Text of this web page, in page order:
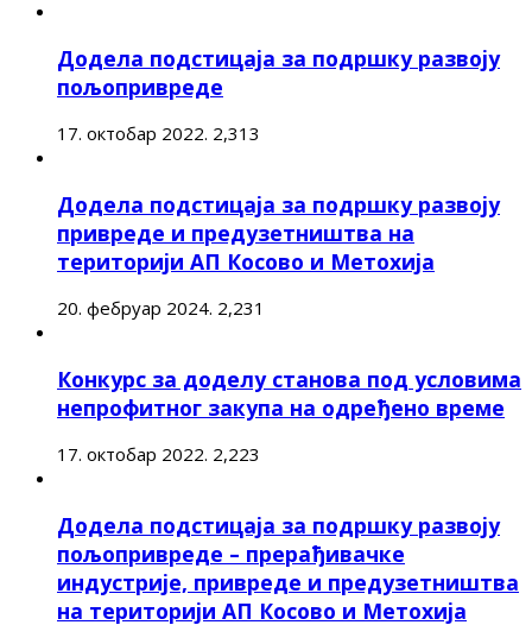
Додела подстицаја за подршку развоју
пољопривреде
17. октобар 2022. 2,313
Додела подстицаја за подршку развоју
привреде и предузетништва на
територији АП Косово и Метохија
20. фебруар 2024. 2,231
Конкурс за доделу станова под условима
непрофитног закупа на одређено време
17. октобар 2022. 2,223
Додела подстицаја за подршку развоју
пољопривреде – прерађивачке
индустрије, привреде и предузетништва
на територији АП Косово и Метохија